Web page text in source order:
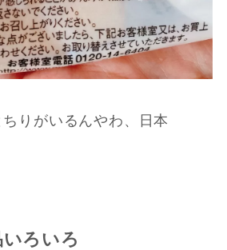
りがいるんやわ、日本
いろいろ